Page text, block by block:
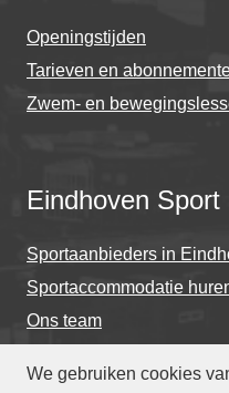
We gebruiken cookies
Openingstijden
Tarieven en
Zwem- en
Eindhoven Sport
Sportaanbieders in
Sportaccommodatie
Ons team